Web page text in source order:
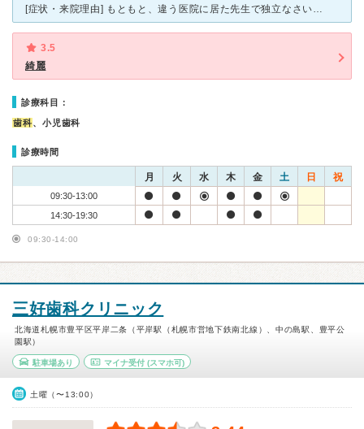
[症状・来院理由] もともと、違う医院に居た先生で独立なさいました。とても誠実な先生なので、地域の人やスタッフに信頼されているのが分かり、好感が持てます。 [医師の診断・治療法] まずクリーニン
3.5
綺麗
診療科目：
歯科、小児歯科
診療時間
月 火 水 木 金 土 日 祝
09:30-13:00
14:30-19:30
09:30-14:00
三好歯科クリニック
北海道札幌市豊平区平岸二条（平岸駅（札幌市営地下鉄南北線）、中の島駅、豊平公
園駅）
駐車場あり マイナ受付(スマホ可)
土曜（〜13:00）